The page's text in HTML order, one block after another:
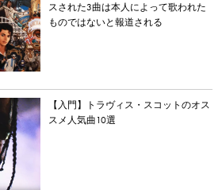
スされた3曲は本人によって歌われた
ものではないと報道される
【入門】トラヴィス・スコットのオス
スメ人気曲10選